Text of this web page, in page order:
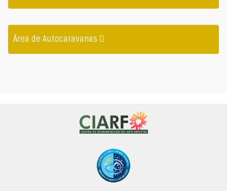
Área de Autocaravanas